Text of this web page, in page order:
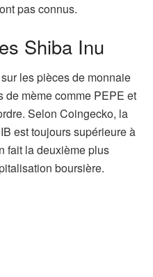
pas connus.
Shiba Inu
les pièces de monnaie
mème comme PEPE et
Selon Coingecko, la
est toujours supérieure à
fait la deuxième plus
boursière.